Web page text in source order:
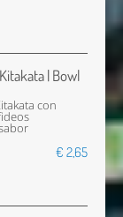
| Bowl
con
€ 2,65